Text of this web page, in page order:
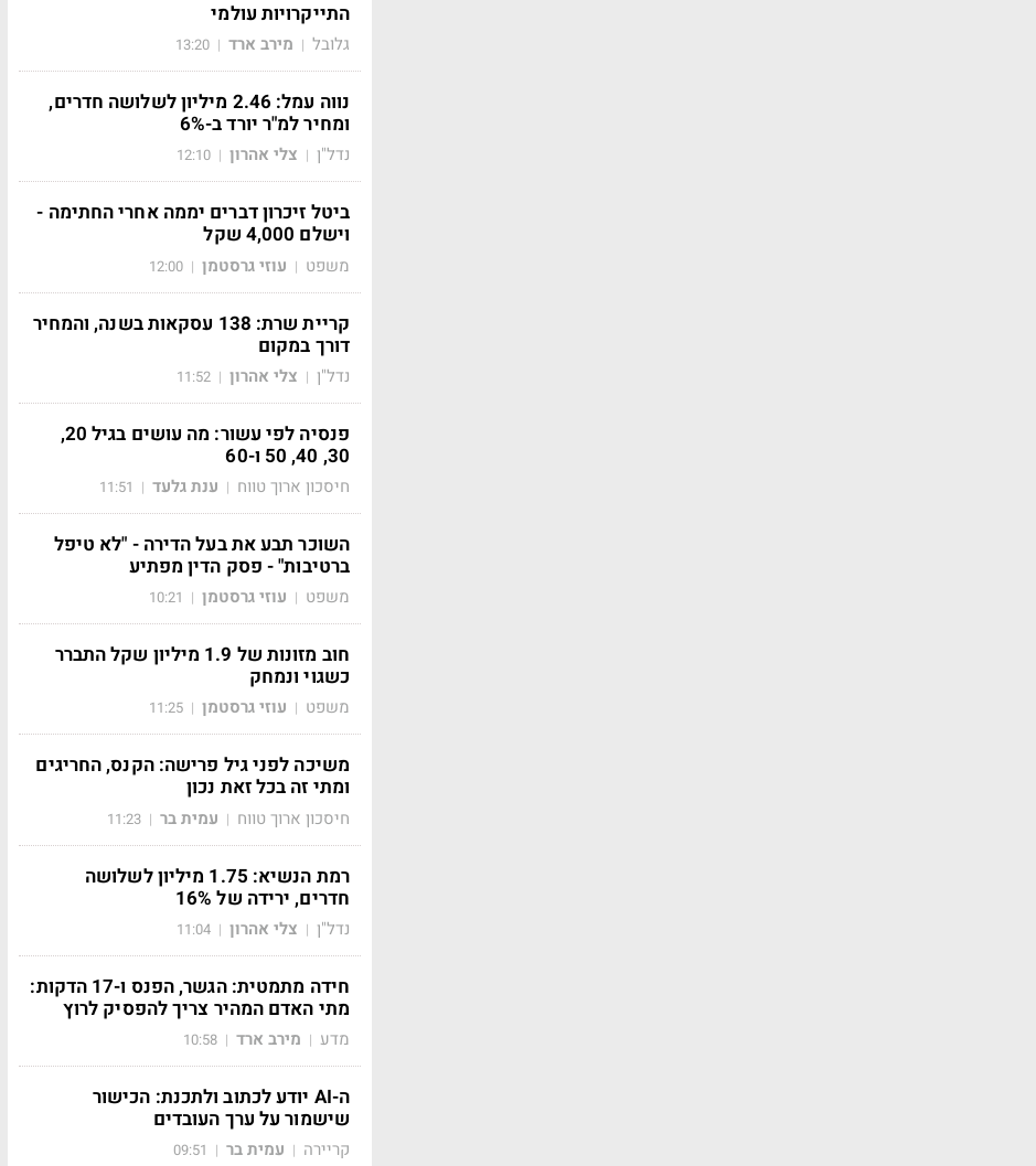
התייקרויות עולמי
גלובל | מירב ארד |
13:20
נווה עמל: 2.46 מיליון לשלושה חדרים,
ומחיר למ"ר יורד ב-6%
נדל"ן | צלי אהרון |
12:10
ביטל זיכרון דברים יממה אחרי החתימה -
וישלם 4,000 שקל
משפט | עוזי גרסטמן |
12:00
קריית שרת: 138 עסקאות בשנה, והמחיר
דורך במקום
נדל"ן | צלי אהרון |
11:52
פנסיה לפי עשור: מה עושים בגיל 20,
30, 40, 50 ו-60
חיסכון ארוך טווח | ענת גלעד |
11:51
השוכר תבע את בעל הדירה - "לא טיפל
ברטיבות" - פסק הדין מפתיע
משפט | עוזי גרסטמן |
10:21
חוב מזונות של 1.9 מיליון שקל התברר
כשגוי ונמחק
משפט | עוזי גרסטמן |
11:25
משיכה לפני גיל פרישה: הקנס, החריגים
ומתי זה בכל זאת נכון
חיסכון ארוך טווח | עמית בר |
11:23
רמת הנשיא: 1.75 מיליון לשלושה
חדרים, ירידה של 16%
נדל"ן | צלי אהרון |
11:04
חידה מתמטית: הגשר, הפנס ו-17 הדקות:
מתי האדם המהיר צריך להפסיק לרוץ
מדע | מירב ארד |
10:58
ה-AI יודע לכתוב ולתכנת: הכישור
שישמור על ערך העובדים
קריירה | עמית בר |
09:51